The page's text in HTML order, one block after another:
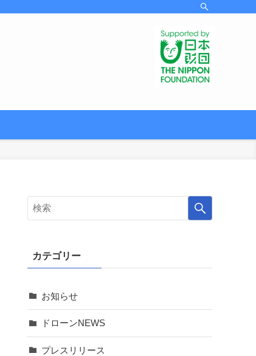
カテゴリー
お知らせ
ドローンNEWS
プレスリリース